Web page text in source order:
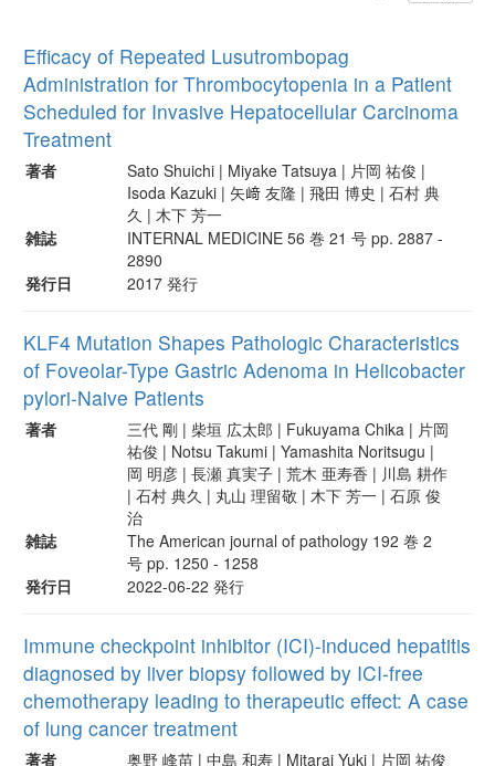
Efficacy of Repeated Lusutrombopag
Administration for Thrombocytopenia in a Patient
Scheduled for Invasive Hepatocellular Carcinoma
Treatment
著者
Sato Shuichi | Miyake Tatsuya | 片岡 祐俊 |
Isoda Kazuki | 矢﨑 友隆 | 飛田 博史 | 石村 典
久 | 木下 芳一
雑誌
INTERNAL MEDICINE 56 巻 21 号 pp. 2887 -
2890
発行日
2017 発行
KLF4 Mutation Shapes Pathologic Characteristics
of Foveolar-Type Gastric Adenoma in Helicobacter
pylori-Naive Patients
著者
三代 剛 | 柴垣 広太郎 | Fukuyama Chika | 片岡
祐俊 | Notsu Takumi | Yamashita Noritsugu |
岡 明彦 | 長瀬 真実子 | 荒木 亜寿香 | 川島 耕作
| 石村 典久 | 丸山 理留敬 | 木下 芳一 | 石原 俊
治
雑誌
The American journal of pathology 192 巻 2
号 pp. 1250 - 1258
発行日
2022-06-22 発行
Immune checkpoint inhibitor (ICI)-induced hepatitis
diagnosed by liver biopsy followed by ICI-free
chemotherapy leading to therapeutic effect: A case
of lung cancer treatment
著者 奥野 峰苗 | 中島 和寿 | Mitarai Yuki | 片岡 祐俊